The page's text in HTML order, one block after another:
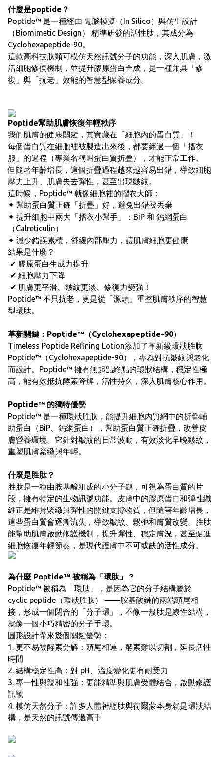
什麼是poptide？
Poptide™ 是一種經由 電腦模擬（In Silico）與仿生設計
（Biomimetic Design） 精準研發的活性肽，其成分為
Cyclohexapeptide-90。
這款高科技肽類可模仿天然訊號分子的功能，深入肌膚，激
活細胞修復機制，並提升膠原蛋白合成，是一種兼具「修
復」與「抗老」效能的智慧型保養成分。
Poptide幫助肌膚恢復年輕秩序
我們肌膚的健康關鍵，其實藏在「細胞內的蛋白質」！
每個蛋白質在細胞裡被製造出來後，都要經過一個「摺衣
服」的過程（專業名稱叫蛋白質折疊），才能正常工作。
但隨著年齡增長，這個折疊過程越來越容易出錯，導致細胞
壓力上升、肌膚失去彈性，甚至出現皺紋。
這時候，Poptide™ 就像細胞裡的摺衣大師：
✦ 幫助蛋白質正確「折疊」好，避免出錯被丟棄
✦ 提升細胞中兩大「摺衣小幫手」：BiP 和 鈣網蛋白
（Calreticulin）
✦ 減少錯誤累積，舒緩內部壓力，讓肌膚細胞更健康
結果是什麼？
✔︎ 膠原蛋白生成力提升
✔︎ 細胞壓力下降
✔︎ 肌膚更平滑、皺紋更淡、修復力變強！
Poptide™ 不只抗老，更是從「源頭」重整肌膚秩序的智慧
型環肽。
革新關鍵：Poptide™（Cyclohexapeptide-90）
Timeless Poptide Refining Lotion添加了革新級環狀胜肽
Poptide™（Cyclohexapeptide-90），專為對抗皺紋與老化
而設計。Poptide™ 擁有無起點終點的環狀結構，穩定性極
高，能有效抵抗酵素降解，活性持久，深入肌膚核心作用。
Poptide™ 的獨特優勢
Poptide™ 是一種環狀胜肽，能提升細胞內質網中的折疊輔
助蛋白（BiP、鈣網蛋白），幫助蛋白質正確折疊，改善皮
膚營養環境。它針對皺紋的日常波動，有效淡化早晚皺紋，
重塑肌膚緊緻與年輕。
什麼是胜肽？
胜肽是一種由胺基酸組成的小分子鏈，可視為蛋白質的片
段，擁有特定的生物訊號功能。皮膚中的膠原蛋白和彈性纖
維正是維持緊緻與彈性的關鍵支撐物質，但隨著年齡增長，
這些蛋白質會逐漸流失，導致皺紋、鬆弛和膚質改變。胜肽
能幫助肌膚啟動修護機制，提升彈性、穩定膚況，甚至促進
細胞恢復年輕節奏，是現代護膚中不可或缺的活性成分。
為什麼 Poptide™ 被稱為「環肽」？
Poptide™ 被稱為「環肽」，是因為它的分子結構屬於
cyclic peptide（環狀胜肽） ——胺基酸鏈的兩端頭尾相
接，形成一個閉合的「分子環」，不像一般肽是線性結構，
就像一個小巧精密的分子手環。
圓形設計帶來幾個關鍵優勢：
1. 更不易被酵素分解：頭尾相連，酵素難以切割，延長活性
時間
2. 結構穩定性高：對 pH、溫度變化更有耐受力
3. 專一性與親和性強：更能精準與肌膚受體結合，啟動修護
訊號
4. 模仿天然分子：許多人體神經肽與荷爾蒙本身就是環狀結
構，是天然的訊號傳遞高手